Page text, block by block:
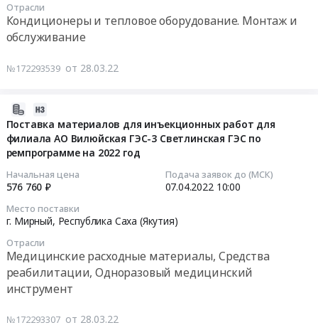
Отрасли
Кондиционеры и тепловое оборудование. Монтаж и
обслуживание
№172293539 от 28.03.22
RS-
Поставка материалов для инъекционных работ для
филиала АО Вилюйская ГЭС-3 Светлинская ГЭС по
ремпрограмме на 2022 год
Начальная цена
576 760 ₽
Подача заявок до (МСК)
07.04.2022 10:00
Место поставки
г. Мирный, Республика Саха (Якутия)
Отрасли
Медицинские расходные материалы, Средства
реабилитации, Одноразовый медицинский
инструмент
№172293307 от 28.03.22